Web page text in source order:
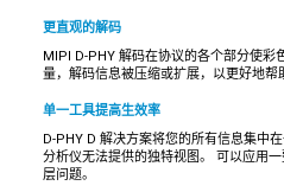
更直观的解码
MIPI D-PHY 解码在协议的各个部分使彩
量，解码信息被压缩或扩展，以更好地
单一工具提高生效率
D-PHY D 解决方案将您的所有信息集中
分析仪无法提供的独特视图。 可以应用
层问题。